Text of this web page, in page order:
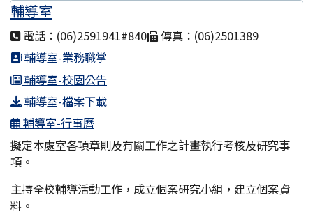
輔導室
電話：(06)2591941#840
傳真：(06)2501389
輔導室-業務職掌
輔導室-校園公告
輔導室-檔案下載
輔導室-行事曆
擬定本處室各項章則及有關工作之計畫執行考核及研究事
項。
主持全校輔導活動工作，成立個案研究小組，建立個案資
料。